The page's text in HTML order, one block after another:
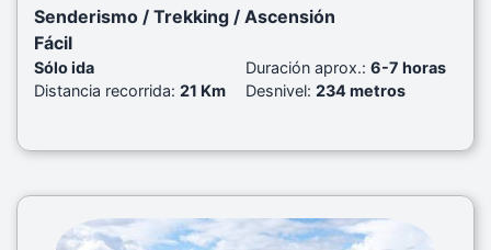
Senderismo / Trekking / Ascensión
Fácil
Sólo ida Duración aprox.: 6-7 horas
Distancia recorrida: 21 Km Desnivel: 234 metros